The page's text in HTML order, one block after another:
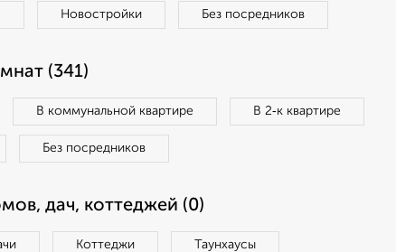
Новостройки Без посредников
(341)
В коммунальной квартире В 2‑к квартире
Без посредников
дач, коттеджей (0)
Коттеджи Таунхаусы